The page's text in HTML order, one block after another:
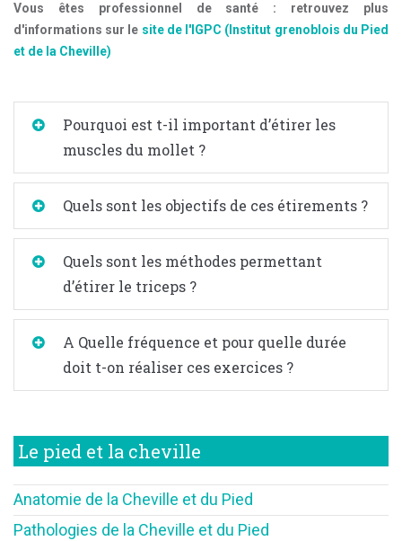
Vous êtes professionnel de santé : retrouvez plus
d'informations sur le site de l'IGPC (Institut grenoblois du Pied
et de la Cheville)
Pourquoi est t-il important d’étirer les
muscles du mollet ?
Quels sont les objectifs de ces étirements ?
Quels sont les méthodes permettant
d’étirer le triceps ?
A Quelle fréquence et pour quelle durée
doit t-on réaliser ces exercices ?
Le pied et la cheville
Anatomie de la Cheville et du Pied
Pathologies de la Cheville et du Pied